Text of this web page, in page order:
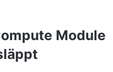
Module